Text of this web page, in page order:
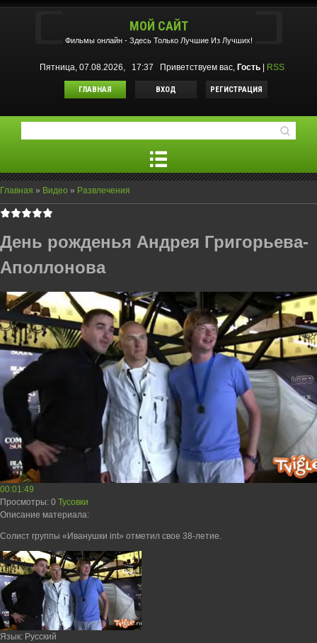
МОЙ САЙТ
Фильмы oнлайн - Здесь Только Лучшие Из Лучших!
Пятница, 07.08.2026, 17:37 Приветствуем вас, Гость RSS
ГЛАВНАЯ ВХОД РЕГИСТРАЦИЯ
Главная » Видео » Развлечения
День рожденья Андрея Григорьева-
Аполлонова
00:01:49
Просмотры: 0 Тусовки
Описание материала:
Солист группы «Иванушки int» отметил свое 38-летие.
Язык: Русский